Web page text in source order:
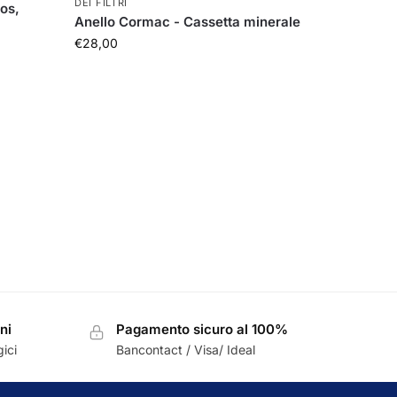
DEI FILTRI
Anello Cormac - Cassetta minerale
€28,00
Pagamento sicuro al 100%
Bancontact / Visa/ Ideal